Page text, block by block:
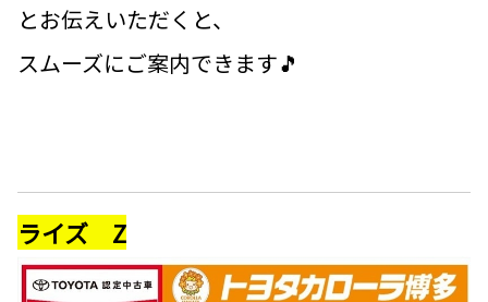
とお伝えいただくと、
スムーズにご案内できます🎵
ライズ Z